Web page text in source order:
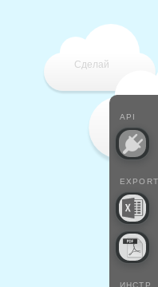
Сделай
API
EXPORT
ИНСТР.